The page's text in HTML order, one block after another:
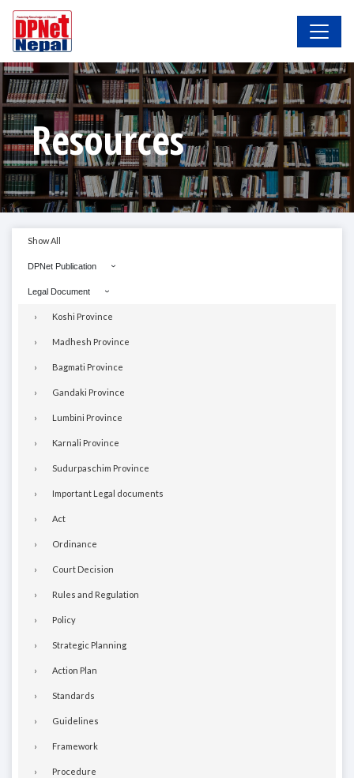
Resources
Show All
DPNet Publication
Legal Document
Koshi Province
Madhesh Province
Bagmati Province
Gandaki Province
Lumbini Province
Karnali Province
Sudurpaschim Province
Important Legal documents
Act
Ordinance
Court Decision
Rules and Regulation
Policy
Strategic Planning
Action Plan
Standards
Guidelines
Framework
Procedure